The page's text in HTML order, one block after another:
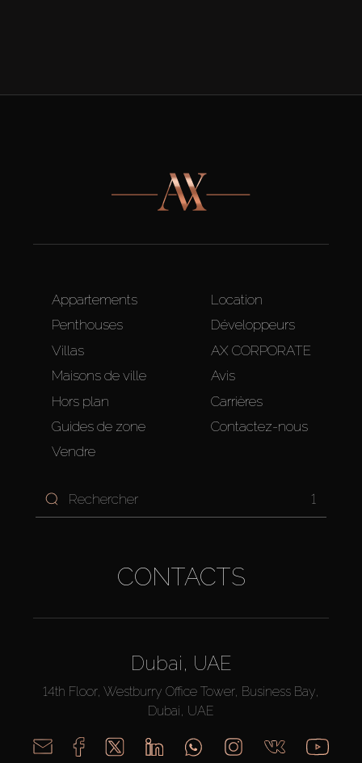
Appartements
Penthouses
Villas
Maisons de ville
Hors plan
Guides de zone
Vendre
Location
Développeurs
AX CORPORATE
Avis
Carrières
Contactez-nous
1
CONTACTS
Dubai, UAE
14th Floor, Westburry Office Tower, Business Bay,
Dubai, UAE